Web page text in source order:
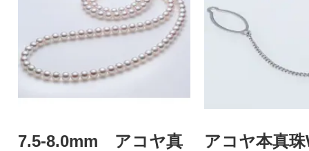
7.5-8.0mm アコヤ真
アコヤ本真